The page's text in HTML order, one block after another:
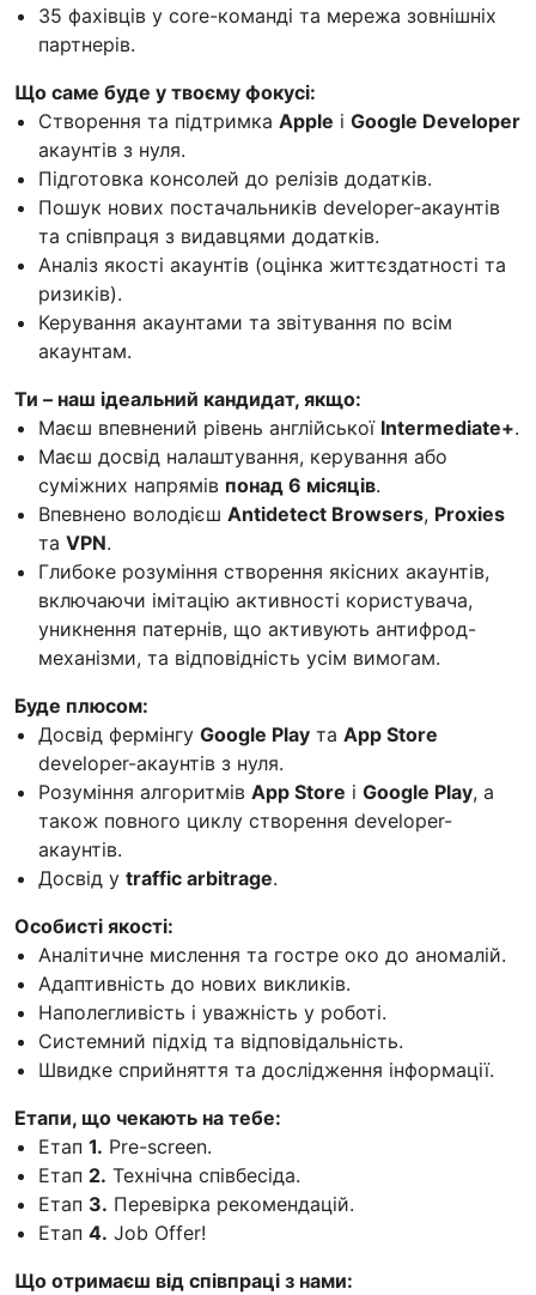
35 фахівців у core-команді та мережа зовнішніх
партнерів.
Що саме буде у твоєму фокусі:
Створення та підтримка Apple і Google Developer
акаунтів з нуля.
Підготовка консолей до релізів додатків.
Пошук нових постачальників developer-акаунтів
та співпраця з видавцями додатків.
Аналіз якості акаунтів (оцінка життєздатності та
ризиків).
Керування акаунтами та звітування по всім
акаунтам.
Ти – наш ідеальний кандидат, якщо:
Маєш впевнений рівень англійської Intermediate+.
Маєш досвід налаштування, керування або
суміжних напрямів понад 6 місяців.
Впевнено володієш Antidetect Browsers, Proxies
та VPN.
Глибоке розуміння створення якісних акаунтів,
включаючи імітацію активності користувача,
уникнення патернів, що активують антифрод-
механізми, та відповідність усім вимогам.
Буде плюсом:
Досвід фермінгу Google Play та App Store
developer-акаунтів з нуля.
Розуміння алгоритмів App Store і Google Play, а
також повного циклу створення developer-
акаунтів.
Досвід у traffic arbitrage.
Особисті якості:
Аналітичне мислення та гостре око до аномалій.
Адаптивність до нових викликів.
Наполегливість і уважність у роботі.
Системний підхід та відповідальність.
Швидке сприйняття та дослідження інформації.
Етапи, що чекають на тебе:
Етап 1. Pre-screen.
Етап 2. Технічна співбесіда.
Етап 3. Перевірка рекомендацій.
Етап 4. Job Offer!
Що отримаєш від співпраці з нами: